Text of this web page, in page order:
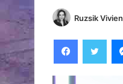
Ruzsik Vivien